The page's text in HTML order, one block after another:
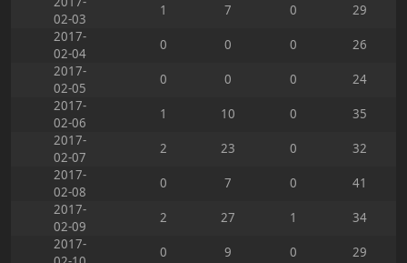
02-03
1 7 0
29
2017-
02-04
0 0 0
26
2017-
02-05
0 0 0
24
2017-
02-06
1 10 0
35
2017-
02-07
2 23 0
32
2017-
02-08
0 7 0
41
2017-
02-09
2 27 1
34
2017-
0 9 0
29